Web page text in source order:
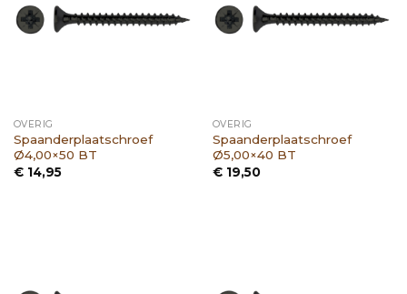
OVERIG
Spaanderplaatschroef
Ø4,00×50 BT
€14,95
OVERIG
Spaanderplaatschroef
Ø5,00×40 BT
€19,50